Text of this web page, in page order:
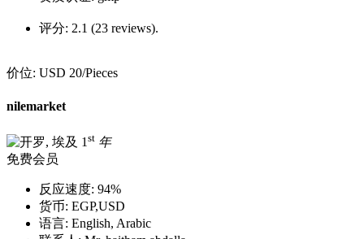
评分: 2.1 (23 reviews).
价位: USD 20/Pieces
nilemarket
1 st 年
免费会员
反应速度: 94%
货币: EGP,USD
语言: English, Arabic